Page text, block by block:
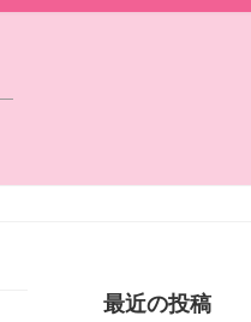
最近の投稿